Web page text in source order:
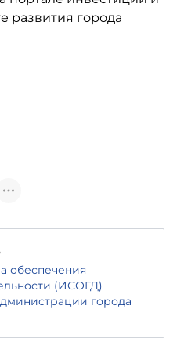
обеспечения
(ИСОГД)
города